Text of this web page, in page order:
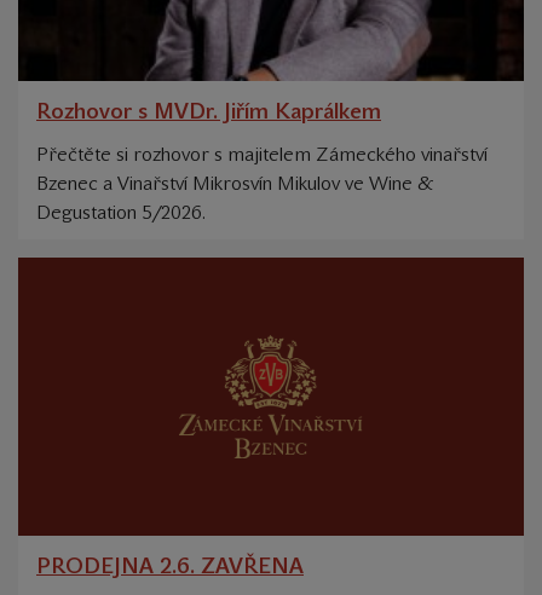
Rozhovor s MVDr. Jiřím Kaprálkem
Přečtěte si rozhovor s majitelem Zámeckého vinařství
Bzenec a Vinařství Mikrosvín Mikulov ve Wine &
Degustation 5/2026.
PRODEJNA 2.6. ZAVŘENA